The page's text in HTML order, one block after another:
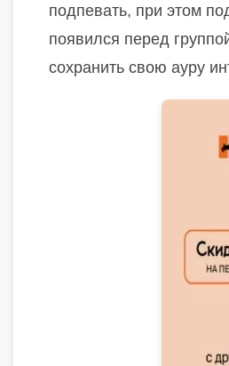
подпевать, при этом
появился перед
сохранить свою ауру